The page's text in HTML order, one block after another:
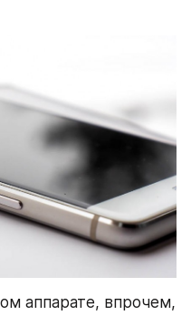
аппарате, впрочем,